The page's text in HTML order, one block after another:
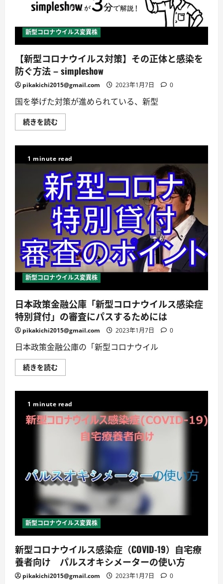
診
環
境
改
で
成
功
へ
の
ス
テ
ッ
い
式
業
続
術
に
つ
い
て
詳
し
く
読
む
新型コロナウイルス変異株
【新型コロナウイルス対策】その正体と感染を
防ぐ方法 – simpleshow
pikakichi2015@gmail.com 2023年1月7日 0
国を挙げた対策が進められている、新型
続きを読む
型
ウ
イ
ル
ス
対
策】
そ
の
正
体
と
感
染
を
防
ぐ
方
法
–
simpleshow
つ
い
て
詳
し
読
む
1 minute read
新型コロナウイルス変異株
日本政策金融公庫「新型コロナウイルス感染症
特別貸付」の審査にパスするためには
pikakichi2015@gmail.com 2023年1月7日 0
日本政策金融公庫の「新型コロナウイル
続きを読む
本
融
公
庫
「新
ル
ス
感
症
特
別
貸
付」
の
査
に
パ
ス
す
1 minute read
新型コロナウイルス変異株
新型コロナウイルス感染症（COVID-19）自宅療
養者向け パルスオキシメーターの使い方
pikakichi2015@gmail.com 2023年1月7日 0